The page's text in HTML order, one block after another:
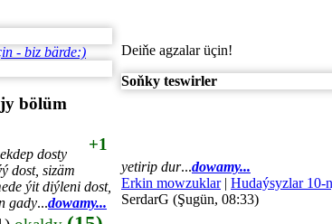
- biz bärde:)
bölüm
+1
dosty
dost, sizäm
ýit diýleni dost,
gady...dowamy...
Deiňe agzalar üçin!
Soňky teswirler
yetirip dur...dowamy...
Erkin mowzuklar| Hudaýsyzlar 10-
SerdarG (Şugün, 08:33)